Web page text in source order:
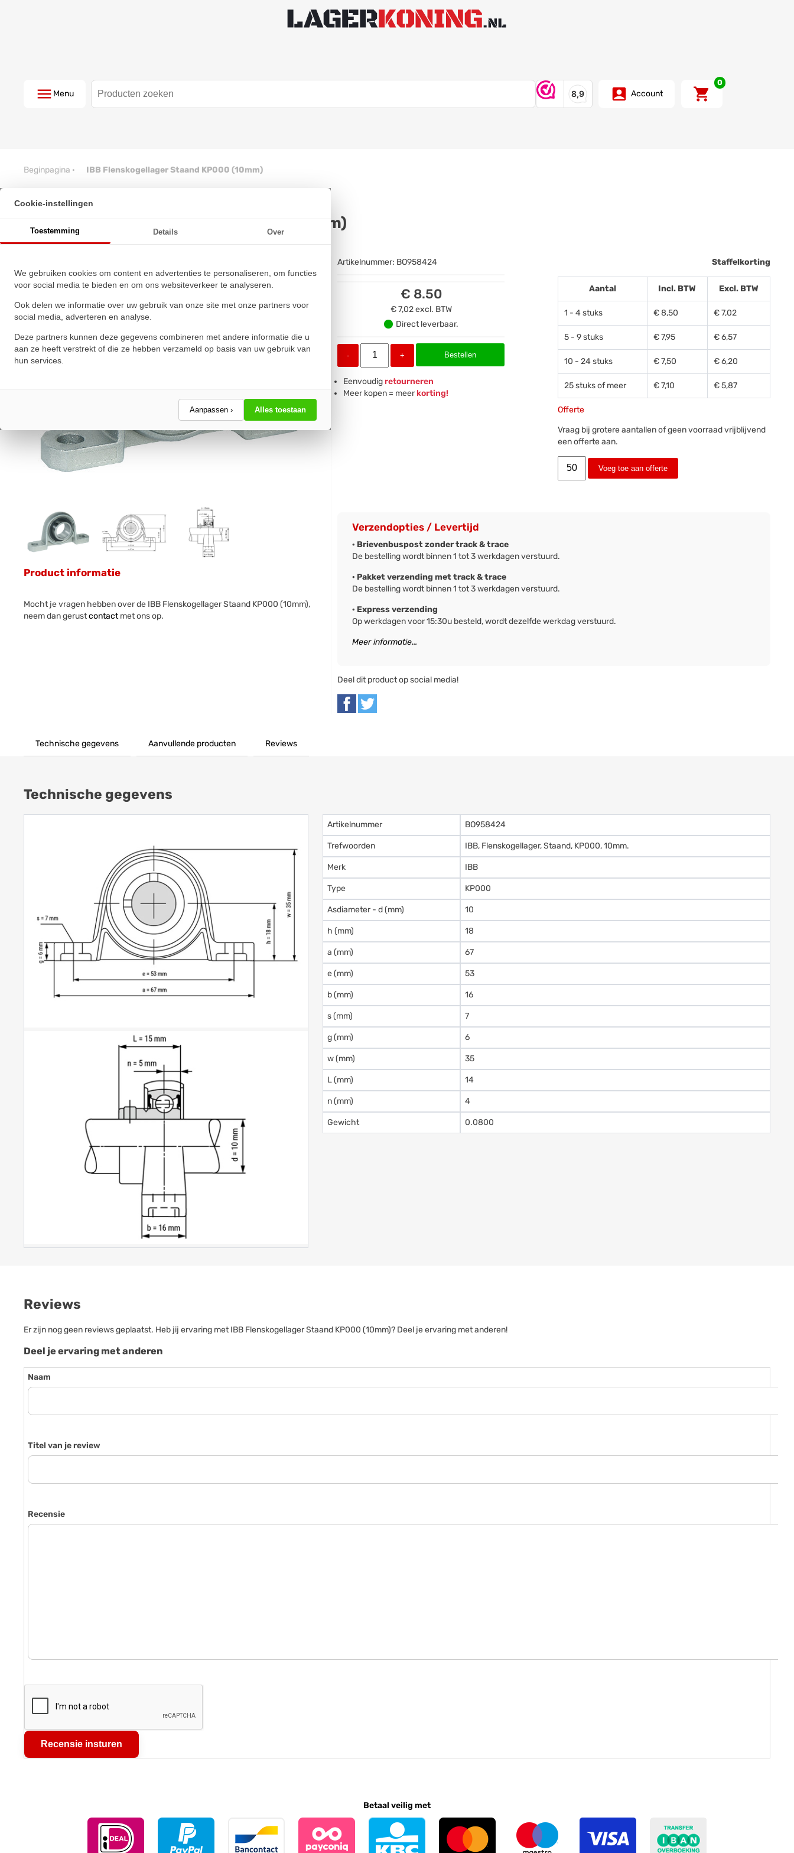
Menu Account
0
Beginpagina · IBB Flenskogellager Staand KP000 (10mm)
Cookie-instellingen
Toestemming Details Over
We gebruiken cookies om content en advertenties te personaliseren, om functies
voor social media te bieden en om ons websiteverkeer te analyseren.
Ook delen we informatie over uw gebruik van onze site met onze partners voor
social media, adverteren en analyse.
Deze partners kunnen deze gegevens combineren met andere informatie die u
aan ze heeft verstrekt of die ze hebben verzameld op basis van uw gebruik van
hun services.
Aanpassen › Alles toestaan
IBB Flenskogellager Staand KP000 (10mm)
★★★★★
★★★★★
Product informatie
Mocht je vragen hebben over de IBB Flenskogellager Staand KP000 (10mm),
neem dan gerustcontactmet ons op.
Artikelnummer: BO958424
€ 8.50
€ 7,02excl. BTW
Direct leverbaar.
- + Bestellen
Eenvoudigretourneren
Meer kopen = meerkorting!
Staffelkorting
Aantal Incl. BTW Excl. BTW
1 - 4 stuks € 8,50 € 7,02
5 - 9 stuks € 7,95 € 6,57
10 - 24 stuks € 7,50 € 6,20
25 stuks of meer € 7,10 € 5,87
Offerte
Vraag bij grotere aantallen of geen voorraad vrijblijvend
een offerte aan.
Voeg toe aan offerte
Verzendopties / Levertijd
· Brievenbuspost zonder track & trace
De bestelling wordt binnen 1 tot 3 werkdagen verstuurd.
· Pakket verzending met track & trace
De bestelling wordt binnen 1 tot 3 werkdagen verstuurd.
· Express verzending
Op werkdagen voor 15:30u besteld, wordt dezelfde werkdag verstuurd.
Meer informatie...
Deel dit product op social media!
Technische gegevens Aanvullende producten Reviews
Technische gegevens
Artikelnummer BO958424
Trefwoorden IBB, Flenskogellager, Staand, KP000, 10mm.
Merk IBB
Type KP000
Asdiameter - d (mm) 10
h (mm) 18
a (mm) 67
e (mm) 53
b (mm) 16
s (mm) 7
g (mm) 6
w (mm) 35
L (mm) 14
n (mm) 4
Gewicht 0.0800
Reviews
Er zijn nog geen reviews geplaatst. Heb jij ervaring met IBB Flenskogellager Staand KP000 (10mm)? Deel je ervaring met anderen!
Deel je ervaring met anderen
Naam
Titel van je review
Recensie
Recensie insturen
Betaal veilig met